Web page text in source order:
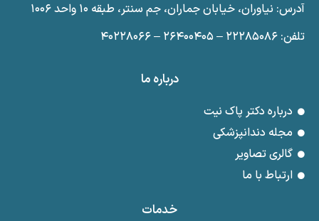
آدرس: نیاوران، خیابان جماران، جم سنتر، طبقه ۱۰ واحد ۱۰۰۶
تلفن: ۲۲۲۸۵۰۸۶ – ۲۶۴۰۰۴۰۵ – ۴۰۲۲۸۰۶۶
درباره ما
درباره دکتر پاک نیت
مجله دندانپزشکی
گالری تصاویر
ارتباط با ما
خدمات